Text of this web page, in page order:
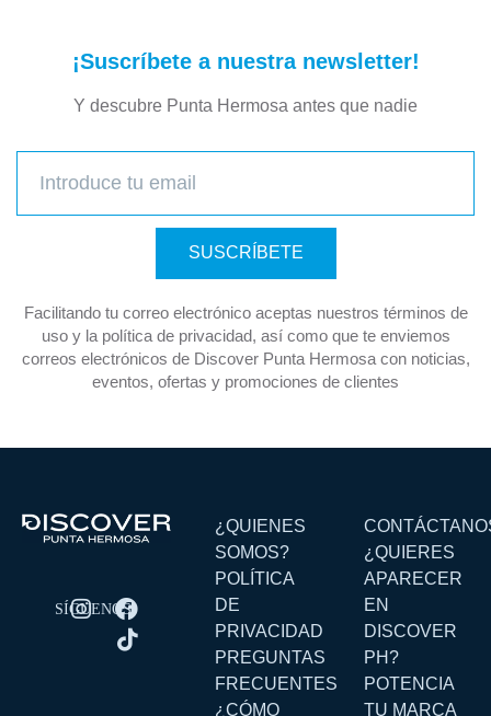
¡Suscríbete a nuestra newsletter!
Y descubre Punta Hermosa antes que nadie
SUSCRÍBETE
Facilitando tu correo electrónico aceptas nuestros términos de
uso y la política de privacidad, así como que te enviemos
correos electrónicos de Discover Punta Hermosa con noticias,
eventos, ofertas y promociones de clientes
¿QUIENES
SOMOS?
POLÍTICA
DE
PRIVACIDAD
PREGUNTAS
FRECUENTES
¿CÓMO
¿QUIERES
APARECER
EN
DISCOVER
PH?
POTENCIA
TU MARCA